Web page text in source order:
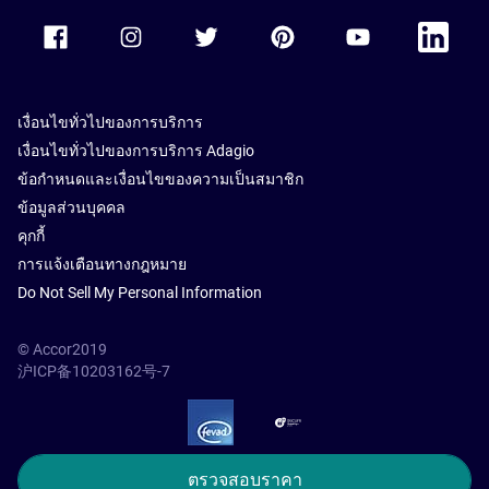
ตรวจสอบราคา
Accor Facebook Accor TwitterAccor PinterestAccor Youtube
Accor
เงื่อนไขทั่วไปของการบริการ
เงื่อนไขทั่วไปของการบริการ Adagio
ข้อกำหนดและเงื่อนไขของความเป็นสมาชิก
ข้อมูลส่วนบุคคล
คุกกี้
การแจ้งเตือนทางกฎหมาย
Do Not Sell My Personal Information
© Accor2019
沪ICP备10203162号-7